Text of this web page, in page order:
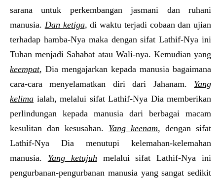
sarana untuk perkembangan jasmani dan ruhani
manusia. Dan ketiga, di waktu terjadi cobaan dan ujian
terhadap hamba-Nya maka dengan sifat Lathif-Nya ini
Tuhan menjadi Sahabat atau Wali-nya. Kemudian yang
keempat, Dia mengajarkan kepada manusia bagaimana
cara-cara menyelamatkan diri dari Jahanam. Yang
kelima ialah, melalui sifat Lathif-Nya Dia memberikan
perlindungan kepada manusia dari berbagai macam
kesulitan dan kesusahan. Yang keenam, dengan sifat
Lathif-Nya Dia menutupi kelemahan-kelemahan
manusia. Yang ketujuh melalui sifat Lathif-Nya ini
pengurbanan-pengurbanan manusia yang sangat sedikit